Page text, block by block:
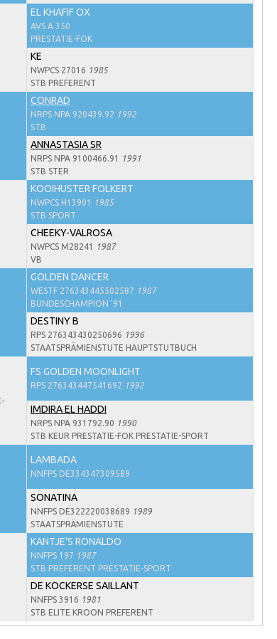
EL KHAFIF OX
AVS A 350
PRESTATIE-FOK
KE
NWPCS 27016 1985
STB PREFERENT
CONRAD
NRPS NPA 920439.92 1992
STB
ANNASTASIA SR
NRPS NPA 9100466.91
1991
STB STER
KOOIHUSTER FOLKERT
NWPCS H13901
1985
STB SPORT
CHEEKY-VALROSA
NWPCS M28241
1987
VB
GOLDEN DANCER
WESTF 276343445502587 1987
BUNDESCHAMPION '91
DESTINY B
RPS 276343430250696 1996
STAATSPRÄMIENSTUTE HAUPTSTUTBUCH
FS GOLDEN MOONLIGHT
RPS 276343447541692 1992
IMDIRA EL HADDI
NRPS NPA 931792.90 1990
STB KEUR PRESTATIE-FOK PRESTATIE-SPORT
LAMBADA
NNFPS DE334347309589
SONATINA
NNFPS DE322220038689 1989
STAATSPRÄMIENSTUTE
KANTJE'S RONALDO
NNFPS 197 1987
STB PREFERENT PRESTATIE-SPORT
DE KOCKERSE SAILLANT
NNFPS 3916 1981
STB ELITE KROON PREFERENT